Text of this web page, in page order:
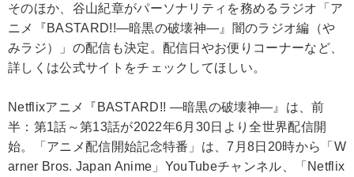
そのほか、谷山紀章がパーソナリティを務めるラジオ「ア
ニメ『BASTARD!!―暗黒の破壊神―』闇のラジオ編（や
みラジ）」の配信も決定。配信日やお便りコーナーなど、
詳しくは公式サイトをチェックしてほしい。
Netflixアニメ『BASTARD!! ―暗黒の破壊神―』は、前
半：第1話～第13話が2022年6月30日より全世界配信開
始。「アニメ配信開始記念特番」は、7月8日20時から「W
arner Bros. Japan Anime」YouTubeチャンネル、「Netflix